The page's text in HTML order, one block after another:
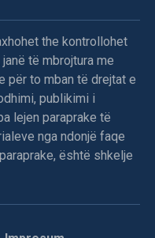
të proceduar me
të Kuvendit është një
ngërçin politik në
drejt Kurtit,
së Kryeministrit Albin
e Kosovës,
dhe ka gjuajtur me
the kontrollohet
të mbrojtura me
për to mban të drejtat e
publikimi i
lejen paraprake të
nga ndonjë faqe
është shkelje